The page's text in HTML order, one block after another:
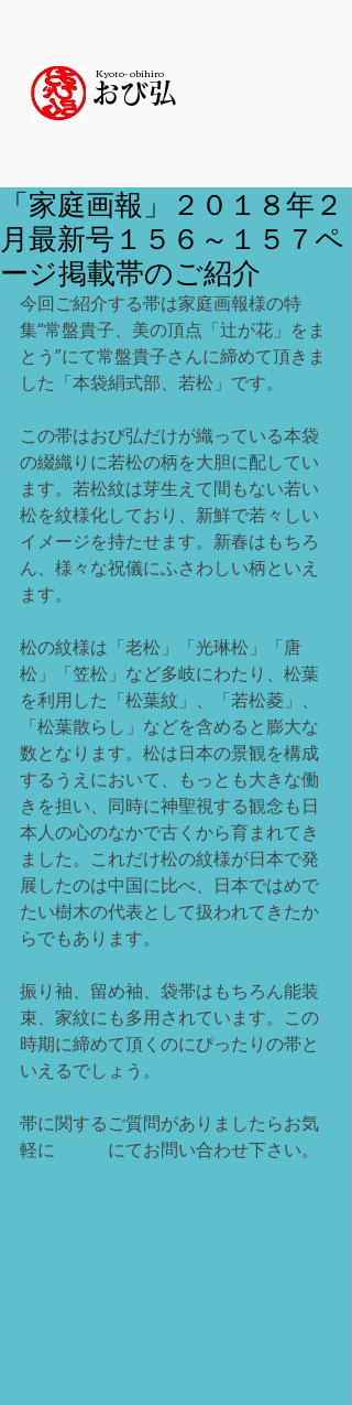
おび弘
Kyoto- obihiro
「家庭画報」２０１８年２
月最新号１５６～１５７ペ
ージ掲載帯のご紹介
今回ご紹介する帯は家庭画報様の特
集“常盤貴子、美の頂点「辻が花」をま
とう”にて常盤貴子さんに締めて頂きま
した「本袋絹式部、若松」です。
この帯はおび弘だけが織っている本袋
の綴織りに若松の柄を大胆に配してい
ます。若松紋は芽生えて間もない若い
松を紋様化しており、新鮮で若々しい
イメージを持たせます。新春はもちろ
ん、様々な祝儀にふさわしい柄といえ
ます。
松の紋様は「老松」「光琳松」「唐
松」「笠松」など多岐にわたり、松葉
を利用した「松葉紋」、「若松菱」、
「松葉散らし」などを含めると膨大な
数となります。松は日本の景観を構成
するうえにおいて、もっとも大きな働
きを担い、同時に神聖視する観念も日
本人の心のなかで古くから育まれてき
ました。これだけ松の紋様が日本で発
展したのは中国に比べ、日本ではめで
たい樹木の代表として扱われてきたか
らでもあります。
振り袖、留め袖、袋帯はもちろん能装
束、家紋にも多用されています。この
時期に締めて頂くのにぴったりの帯と
いえるでしょう。
帯に関するご質問がありましたらお気
軽に
にてお問い合わせ下さい。